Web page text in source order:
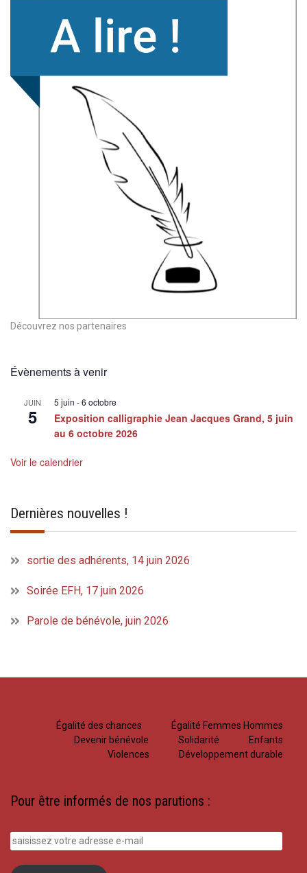
Découvrez nos partenaires
Évènements à venir
JUIN
5
5 juin -6 octobre
Exposition calligraphie Jean Jacques Grand, 5 juin
au 6 octobre 2026
Voir le calendrier
Dernières nouvelles !
sortie des adhérents, 14 juin 2026
Soirée EFH, 17 juin 2026
Parole de bénévole, juin 2026
Égalité des chances
Égalité Femmes Hommes
Devenir bénévole
Solidarité
Enfants
Violences
Développement durable
Pour être informés de nos parutions :
saisissez
votre
adresse